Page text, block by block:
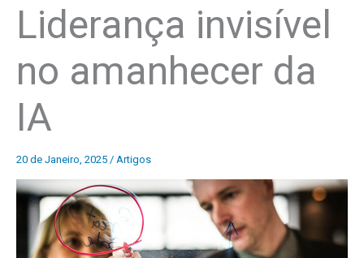
Liderança invisível
no amanhecer da
IA
20 de Janeiro, 2025 / Artigos